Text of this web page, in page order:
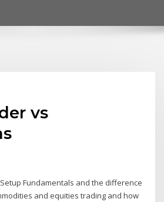
vs
Fundamentals and the difference
and equities trading and how